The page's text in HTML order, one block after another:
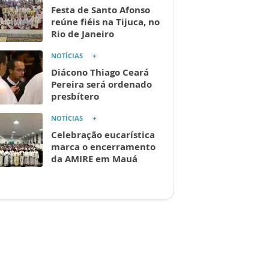
Festa de Santo Afonso
reúne fiéis na Tijuca, no
Rio de Janeiro
NOTÍCIAS
Diácono Thiago Ceará
Pereira será ordenado
presbítero
NOTÍCIAS
Celebração eucarística
marca o encerramento
da AMIRE em Mauá